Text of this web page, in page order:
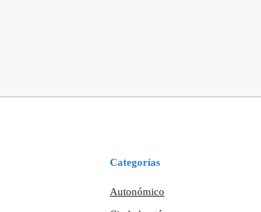
Categorías
Autonómico